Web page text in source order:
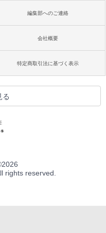
編集部へのご連絡
会社概要
特定商取引法に基づく表示
る
2026
rights reserved.